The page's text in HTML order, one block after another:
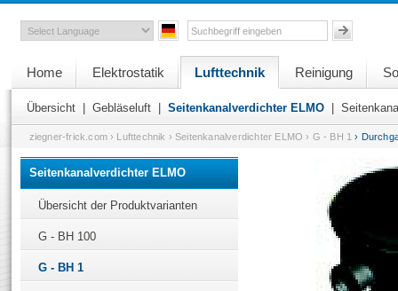
Home Elektrostatik Lufttechnik Reinigung
Übersicht| Gebläseluft| Seitenkanalverdichter ELMO|
ziegner-frick.com › Lufttechnik › Seitenkanalverdichter ELMO › G - BH 1 ›
Seitenkanalverdichter ELMO
Übersicht der Produktvarianten
G - BH 100
G - BH 1